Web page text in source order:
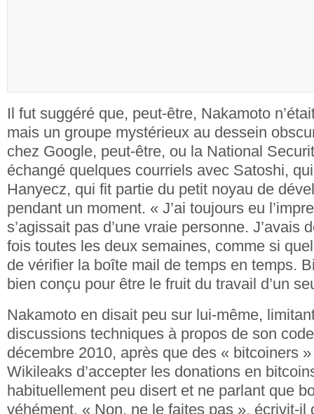
Il fut suggéré que, peut-être, Nakamoto
mais un groupe mystérieux au dessein
chez Google, peut-être, ou la National
échangé quelques courriels avec Satoshi,
Hanyecz, qui fit partie du petit noyau de
pendant un moment. « J’ai toujours eu
s’agissait pas d’une vraie personne. J’avais
fois toutes les deux semaines, comme si
de vérifier la boîte mail de temps en temps.
bien conçu pour être le fruit du travail d’un
Nakamoto en disait peu sur lui-même,
discussions techniques à propos de son
décembre 2010, après que des « bitcoiners
Wikileaks d’accepter les donations en
habituellement peu disert et ne parlant que
véhément. « Non, ne le faites pas », écrivit-il